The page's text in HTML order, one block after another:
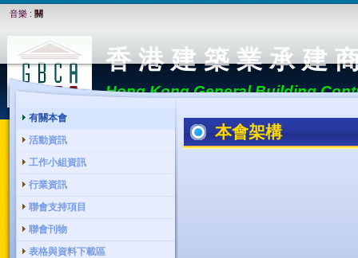
音樂 : 關
香 港 建 築 業 承 建
Hong Kong General Building
有關本會
活動資訊
工作小組資訊
行業資訊
聯會支持項目
聯會刊物
表格與資料下載區
本會架構